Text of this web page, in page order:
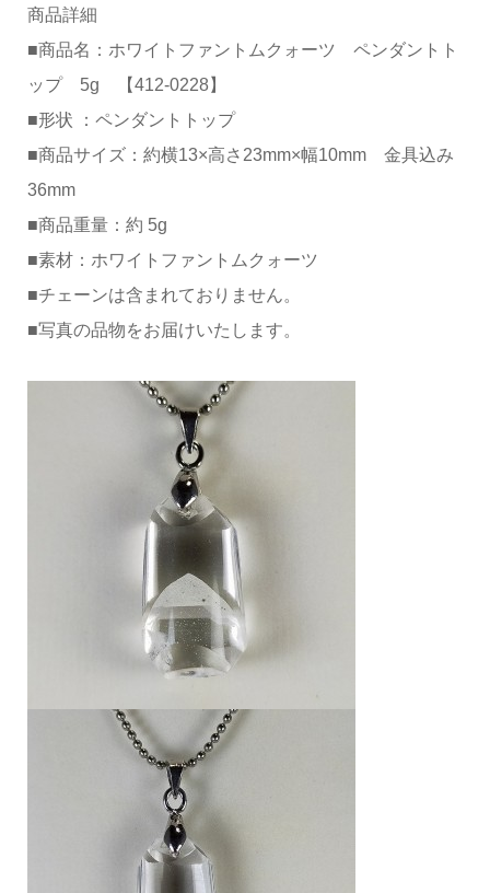
商品詳細
■商品名：ホワイトファントムクォーツ ペンダントト
ップ 5g 【412-0228】
■形状 ：ペンダントトップ
■商品サイズ：約横13×高さ23mm×幅10mm 金具込み
36mm
■商品重量：約 5g
■素材：ホワイトファントムクォーツ
■チェーンは含まれておりません。
■写真の品物をお届けいたします。